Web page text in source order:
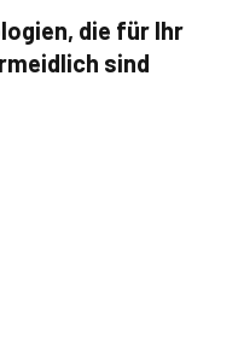
die für Ihr
sind